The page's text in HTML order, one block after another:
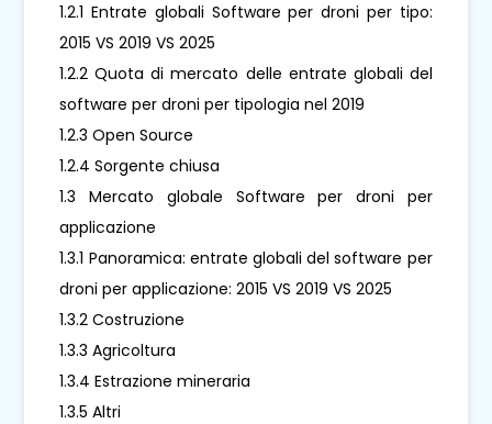
1.2.1 Entrate globali Software per droni per tipo:
2015 VS 2019 VS 2025
1.2.2 Quota di mercato delle entrate globali del
software per droni per tipologia nel 2019
1.2.3 Open Source
1.2.4 Sorgente chiusa
1.3 Mercato globale Software per droni per
applicazione
1.3.1 Panoramica: entrate globali del software per
droni per applicazione: 2015 VS 2019 VS 2025
1.3.2 Costruzione
1.3.3 Agricoltura
1.3.4 Estrazione mineraria
1.3.5 Altri